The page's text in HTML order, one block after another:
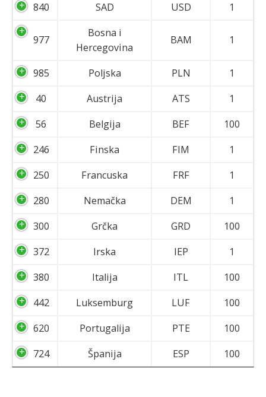
840
SAD USD 1
977
Bosna i
Hercegovina
BAM 1
985 Poljska PLN
1
40
Austrija ATS
1
56
Belgija BEF
100
246
Finska FIM
1
250
Francuska FRF
1
280
Nemačka DEM
1
300
Grčka GRD
100
372
Irska IEP
1
380
Italija ITL
100
442
Luksemburg LUF
100
620
Portugalija PTE
100
724
Španija ESP 100